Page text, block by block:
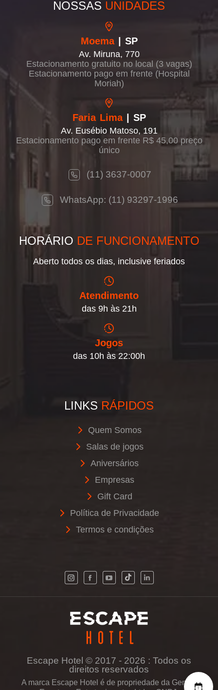
NOSSAS UNIDADES
Moema | SP
Av. Miruna, 770
Estacionamento gratuito no local (3 vagas)
Estacionamento pago em frente (Hospital
Moriah)
Faria Lima | SP
Av. Eusébio Matoso, 191
Estacionamento pago em frente R$ 45,00 preço
único
(11) 3637-0007
WhatsApp: (11) 93297-1996
HORÁRIO DE FUNCIONAMENTO
Aberto todos os dias, inclusive feriados
Atendimento
das 9h às 21h
Jogos
das 10h às 22:00h
LINKS RÁPIDOS
Quem Somos
Salas de jogos
Aniversários
Empresas
Gift Card
Política de Privacidade
Termos e condições
Escape Hotel © 2017 - 2026 : Todos os
direitos reservados
A marca Escape Hotel é de propriedade da Genius